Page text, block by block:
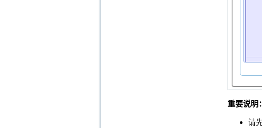
重要说明：
请